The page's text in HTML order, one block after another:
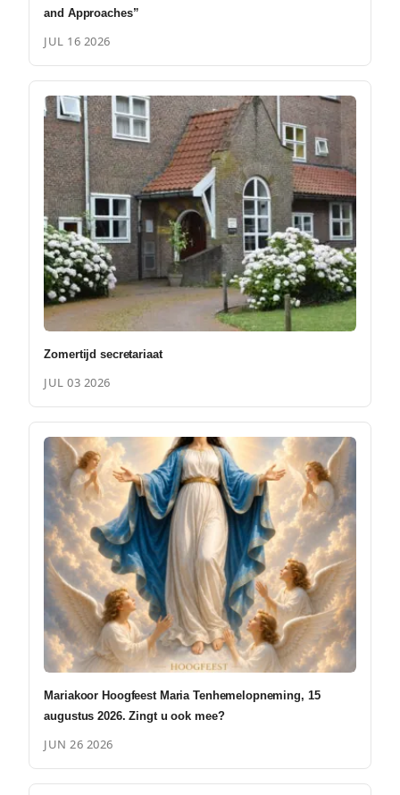
and Approaches”
JUL 16 2026
Zomertijd secretariaat
JUL 03 2026
Mariakoor Hoogfeest Maria Tenhemelopneming, 15
augustus 2026. Zingt u ook mee?
JUN 26 2026